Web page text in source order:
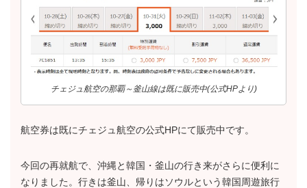
チェジュ航空の那覇～釜山線は既に販売中(公式HPより)
航空券は既にチェジュ航空の公式HPにて販売中です。
今回の再就航で、沖縄と韓国・釜山の行き来がさらに便利に
なりました。行きは釜山、帰りはソウルという韓国周遊旅行